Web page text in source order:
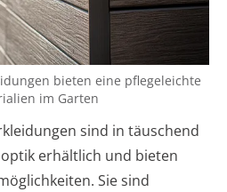
bieten eine pflegeleichte
im Garten
sind in täuschend
erhältlich und bieten
Sie sind